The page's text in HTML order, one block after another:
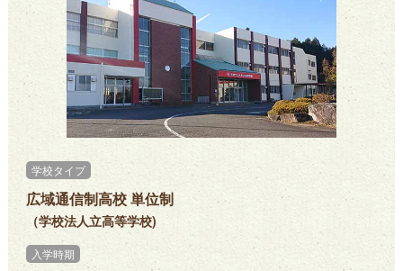
学校タイプ
広域通信制高校 単位制
（学校法人立高等学校)
入学時期